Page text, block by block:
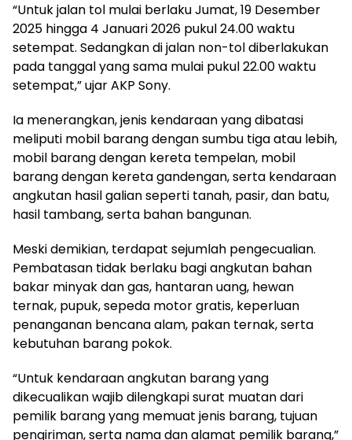
“Untuk jalan tol mulai berlaku Jumat, 19 Desember
2025 hingga 4 Januari 2026 pukul 24.00 waktu
setempat. Sedangkan di jalan non-tol diberlakukan
pada tanggal yang sama mulai pukul 22.00 waktu
setempat,” ujar AKP Sony.
Ia menerangkan, jenis kendaraan yang dibatasi
meliputi mobil barang dengan sumbu tiga atau lebih,
mobil barang dengan kereta tempelan, mobil
barang dengan kereta gandengan, serta kendaraan
angkutan hasil galian seperti tanah, pasir, dan batu,
hasil tambang, serta bahan bangunan.
Meski demikian, terdapat sejumlah pengecualian.
Pembatasan tidak berlaku bagi angkutan bahan
bakar minyak dan gas, hantaran uang, hewan
ternak, pupuk, sepeda motor gratis, keperluan
penanganan bencana alam, pakan ternak, serta
kebutuhan barang pokok.
“Untuk kendaraan angkutan barang yang
dikecualikan wajib dilengkapi surat muatan dari
pemilik barang yang memuat jenis barang, tujuan
pengiriman, serta nama dan alamat pemilik barang,”